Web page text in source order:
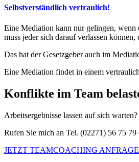
Selbstverständlich vertraulich!
Eine Mediation kann nur gelingen, wenn
muss jeder sich darauf verlassen
Das hat der Gesetzgeber auch im
Eine Mediation findet in einem
Konflikte im Team
Arbeitsergebnisse lassen auf sich
Rufen Sie mich an Tel. (02271) 56 75
JETZT TEAMCOACHING